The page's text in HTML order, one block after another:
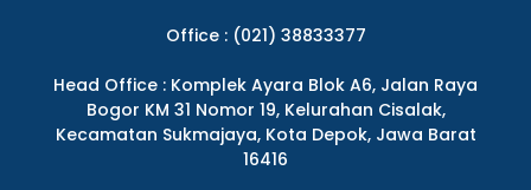
Office : (021) 38833377
Head Office : Komplek Ayara Blok A6, Jalan Raya
Bogor KM 31 Nomor 19, Kelurahan Cisalak,
Kecamatan Sukmajaya, Kota Depok, Jawa Barat
16416